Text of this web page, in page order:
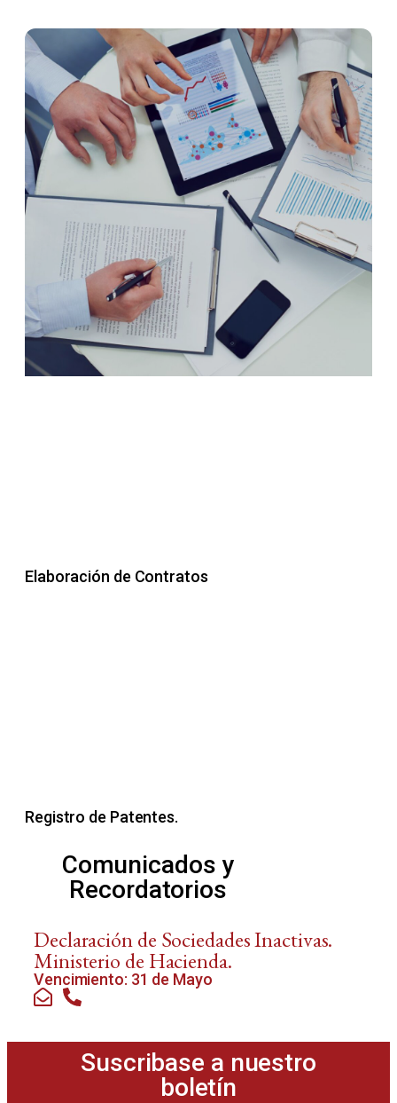
Elaboración de Contratos
Registro de Patentes.
Comunicados y
Recordatorios
Declaración de Sociedades Inactivas.
Ministerio de Hacienda.
Vencimiento: 31 de Mayo
Suscribase a nuestro
boletín